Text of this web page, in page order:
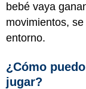
bebé vaya
movimientos,
entorno.
¿Cómo
jugar?